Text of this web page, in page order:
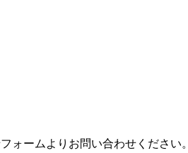
ォームよりお問い合わせください。